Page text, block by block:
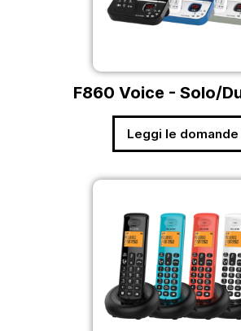
F860 Voice - Solo/
Leggi le domande